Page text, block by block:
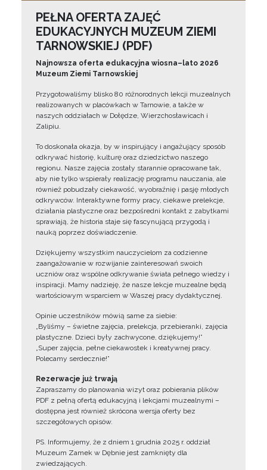
PEŁNA OFERTA ZAJĘĆ
EDUKACYJNYCH MUZEUM ZIEMI
TARNOWSKIEJ (PDF)
Najnowsza oferta edukacyjna wiosna–lato 2026
Muzeum Ziemi Tarnowskiej
Przygotowaliśmy blisko 80 różnorodnych lekcji muzealnych
realizowanych w placówkach w Tarnowie, a także w
naszych oddziałach w Dołędze, Wierzchosławicach i
Zalipiu.
To doskonała okazja, by w inspirujący i angażujący sposób
odkrywać historię, kulturę oraz dziedzictwo naszego
regionu. Nasze zajęcia zostały starannie opracowane tak,
aby nie tylko wspierały realizację programu nauczania, ale
również pobudzały ciekawość, wyobraźnię i pasję młodych
odkrywców. Interaktywne formy pracy, ciekawe prelekcje,
działania plastyczne oraz bezpośredni kontakt z zabytkami
sprawiają, że historia staje się fascynującą przygodą i
nauką poprzez doświadczenie.
Dziękujemy wszystkim nauczycielom za codzienne
zaangażowanie w rozwijanie zainteresowań swoich
uczniów oraz wspólne odkrywanie świata pełnego wiedzy i
inspiracji. Mamy nadzieję, że nasze lekcje muzealne będą
wartościowym wsparciem w Waszej pracy dydaktycznej.
Opinie uczestników mówią same za siebie:
„Byliśmy – świetne zajęcia, prelekcja, przebieranki, zajęcia
plastyczne. Dzieci były zachwycone, dziękujemy!”
„Super zajęcia, pełne ciekawostek i kreatywnej pracy.
Polecamy serdecznie!”
Rezerwacje już trwają
Zapraszamy do planowania wizyt oraz pobierania plików
PDF z pełną ofertą edukacyjną i lekcjami muzealnymi –
dostępna jest również skrócona wersja oferty bez
szczegółowych opisów.
PS. Informujemy, że z dniem 1 grudnia 2025 r. oddział
Muzeum Zamek w Dębnie jest zamknięty dla
zwiedzających.